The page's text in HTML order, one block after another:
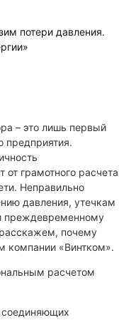
потери давления.
– это лишь первый
предприятия.
от грамотного расчета
Неправильно
давления, утечкам
преждевременному
почему
компании «Винтком».
расчетом
соединяющих